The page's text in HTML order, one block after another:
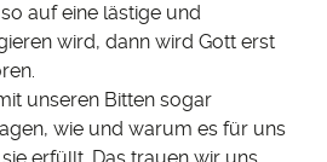
auf eine lästige und
wird, dann wird Gott erst
unseren Bitten sogar
wie und warum es für uns